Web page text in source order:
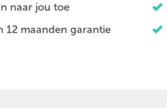
naar jou toe
12 maanden garantie